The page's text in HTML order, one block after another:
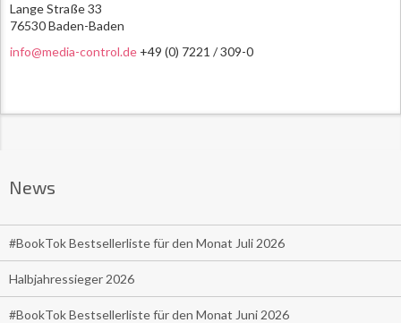
Lange Straße 33
76530 Baden-Baden
info@media-control.de +49 (0) 7221 / 309-0
News
#BookTok Bestsellerliste für den Monat Juli 2026
Halbjahressieger 2026
#BookTok Bestsellerliste für den Monat Juni 2026